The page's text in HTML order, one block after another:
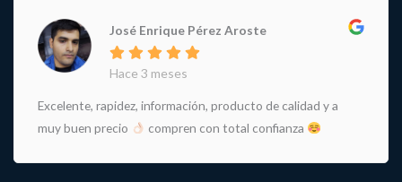
José Enrique Pérez Aroste
Hace 3 meses
Excelente, rapidez, información, producto de calidad y a
muy buen precio
compren con total confianza